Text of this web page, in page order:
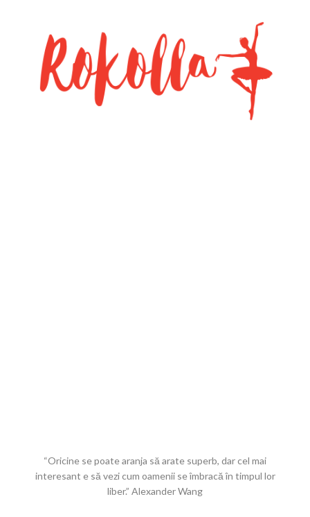
“Oricine se poate aranja să arate superb, dar cel mai
interesant e să vezi cum oamenii se îmbracă în timpul lor
liber.” Alexander Wang